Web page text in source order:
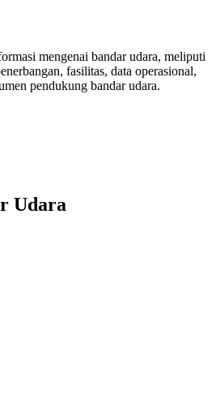
mengenai bandar udara, meliputi
fasilitas, data operasional,
pendukung bandar udara.
Udara